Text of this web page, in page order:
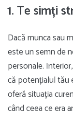
1. Te simți
Dacă munca sau
este un semn de
personale.
că potențialul tău
oferă situația
când ceea ce era